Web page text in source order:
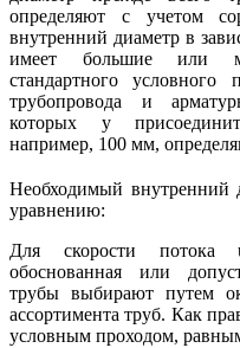
определяют с учетом
внутренний диаметр в
имеет большие или
стандартного условного
трубопровода и
которых у
например, 100 мм,
Необходимый внутренний
уравнению:
Для скорости потока
обоснованная или
трубы выбирают путем
ассортимента труб. Как
условным проходом,